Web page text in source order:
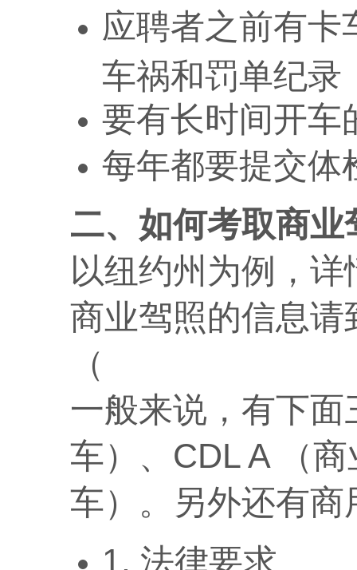
应聘者之前有卡
车祸和罚单纪录
要有长时间开车
每年都要提交体
二、如何考取商
以纽约州为例，详
商业驾照的信息
（
一般来说，有下
车）、CDL A （
车）。另外还有
1. 法律要求